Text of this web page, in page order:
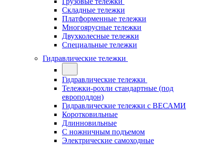
Складные тележки
Платформенные тележки
Многоярусные тележки
Двухколесные тележки
Специальные тележки
Гидравлические тележки
Гидравлические тележки
Тележки-рохли стандартные (под
европоддон)
Гидравлические тележки с ВЕСАМИ
Коротковильные
Длинновильные
С ножничным подъемом
Электрические самоходные